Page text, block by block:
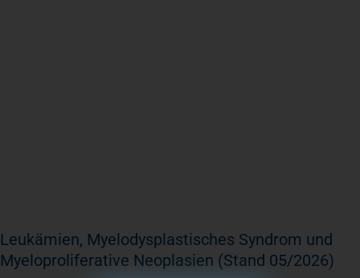
Leukämien, Myelodysplastisches Syndrom und
Myeloproliferative Neoplasien (Stand 05/2026)